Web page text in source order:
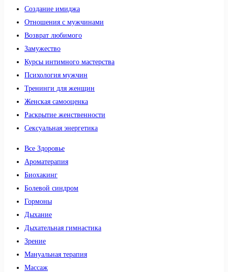
Создание имиджа
Отношения с мужчинами
Возврат любимого
Замужество
Курсы интимного мастерства
Психология мужчин
Тренинги для женщин
Женская самооценка
Раскрытие женственности
Сексуальная энергетика
Все Здоровье
Ароматерапия
Биохакинг
Болевой синдром
Гормоны
Дыхание
Дыхательная гимнастика
Зрение
Мануальная терапия
Массаж